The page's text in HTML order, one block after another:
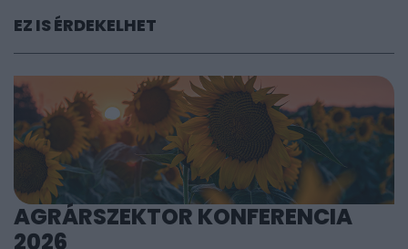
EZ IS ÉRDEKELHET
AGRÁRSZEKTOR KONFERENCIA
2026